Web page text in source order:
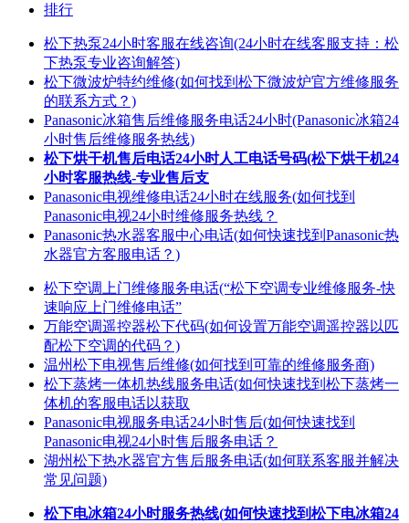
排行
松下热泵24小时客服在线咨询(24小时在线客服支持：松
下热泵专业咨询解答)
松下微波炉特约维修(如何找到松下微波炉官方维修服务
的联系方式？)
Panasonic冰箱售后维修服务电话24小时(Panasonic冰箱24
小时售后维修服务热线)
松下烘干机售后电话24小时人工电话号码(松下烘干机24
小时客服热线-专业售后支
Panasonic电视维修电话24小时在线服务(如何找到
Panasonic电视24小时维修服务热线？
Panasonic热水器客服中心电话(如何快速找到Panasonic热
水器官方客服电话？)
松下空调上门维修服务电话(“松下空调专业维修服务-快
速响应上门维修电话”
万能空调遥控器松下代码(如何设置万能空调遥控器以匹
配松下空调的代码？)
温州松下电视售后维修(如何找到可靠的维修服务商)
松下蒸烤一体机热线服务电话(如何快速找到松下蒸烤一
体机的客服电话以获取
Panasonic电视服务电话24小时售后(如何快速找到
Panasonic电视24小时售后服务电话？
湖州松下热水器官方售后服务电话(如何联系客服并解决
常见问题)
松下电冰箱24小时服务热线(如何快速找到松下电冰箱24